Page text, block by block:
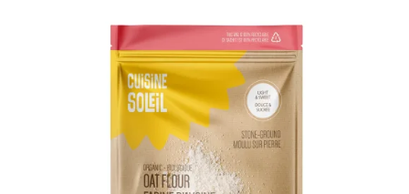
AJOUTER AU PANIER / DÉTAILS